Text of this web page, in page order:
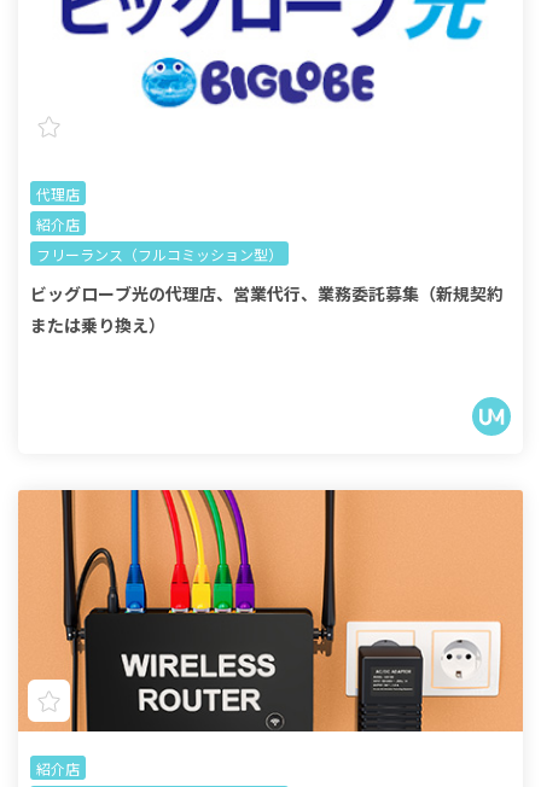
代理店
紹介店
フリーランス（フルコミッション型）
ビッグローブ光の代理店、営業代行、業務委託募集（新規契約
または乗り換え）
紹介店